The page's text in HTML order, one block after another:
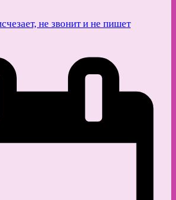
не звонит и не пишет